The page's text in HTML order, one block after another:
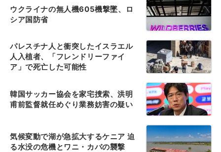
ウクライナの無人機605機撃墜、ロ
シア国防省
パレスチナ人と衝突したイスラエル
人入植者、「フレンドリーファイ
ア」で死亡した可能性
韓国サッカー協会を家宅捜索、洪明
甫前監督就任めぐり業務妨害の疑い
気候変動で湖が急拡大するケニア 迫
る水没の危機とワニ・カバの襲撃